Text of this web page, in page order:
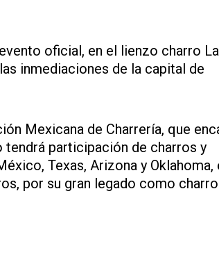
oficial, en el lienzo charro La
inmediaciones de la capital de
Mexicana de Charrería, que
tendrá participación de charros y
Texas, Arizona y Oklahoma,
por su gran legado como